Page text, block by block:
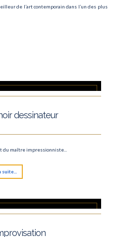
de l’art contemporain dans l’un des plus
dessinateur
maître impressionniste...